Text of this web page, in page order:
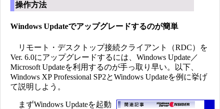
操作方法
Windows Updateでアップグレードするのが簡単
リモート・デスクトップ接続クライアント（RDC）を
Ver. 6.0にアップグレードするには、Windows Update／
Microsoft Updateを利用するのが手っ取り早い。以下、
Windows XP Professional SP2とWindows Updateを例に挙げ
て説明しよう。
まずWindows Updateを起動